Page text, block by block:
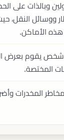
وبالذات على
ووسائل النقل،
هذه الأماكن.
شخص يقوم بعرض
المختصة.
المخدرات